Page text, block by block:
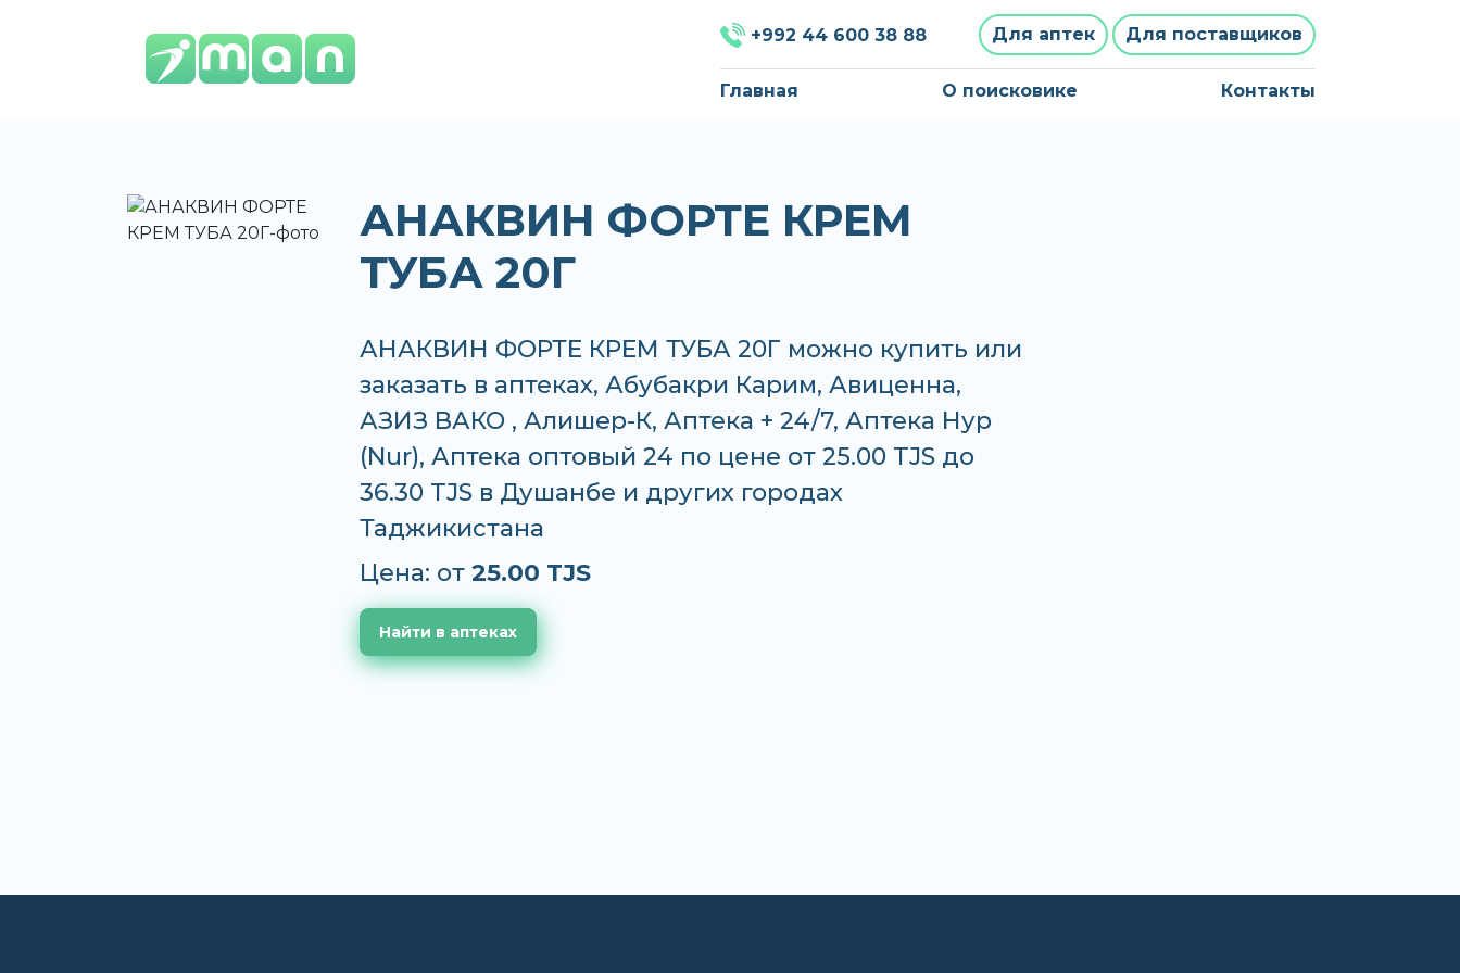
+992 44 600 38 88 Для аптек Для поставщиков
Главная О поисковике Контакты
АНАКВИН ФОРТЕ КРЕМ
ТУБА 20Г
АНАКВИН ФОРТЕ КРЕМ ТУБА 20Г можно купить или
заказать в аптеках, Абубакри Карим, Авиценна,
АЗИЗ ВАКО , Алишер-К, Аптека + 24/7, Аптека Нур
(Nur), Аптека оптовый 24 по цене от 25.00 TJS до
36.30 TJS в Душанбе и других городах
Таджикистана
Цена: от 25.00 TJS
Найти в аптеках